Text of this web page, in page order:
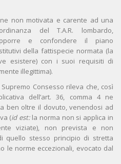
non motivata e carente ad una
del T.A.R. lombardo,
e confondere il piano
della fattispecie normata (la
esistere) con i suoi requisiti di
illegittima).
Consesso rileva che, così
dell’art. 36, comma 4 ne
ben oltre il dovuto, venendosi ad
(id est:la norma non si applica in
viziate), non prevista e non
quello stesso principio di stretta
le norme eccezionali, evocato dal